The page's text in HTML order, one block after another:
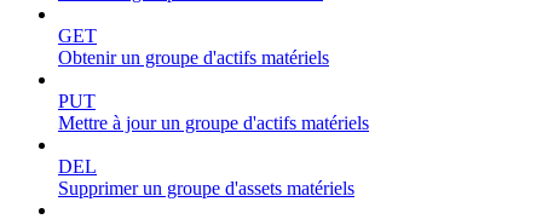
GET
Obtenir un groupe d'actifs matériels
PUT
Mettre à jour un groupe d'actifs matériels
DEL
Supprimer un groupe d'assets matériels